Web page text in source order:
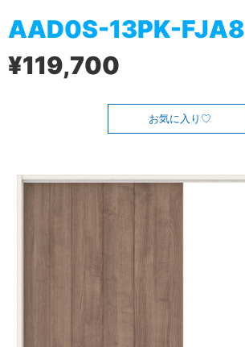
AAD0S-13PK-FJA8
¥119,700
お気に入り